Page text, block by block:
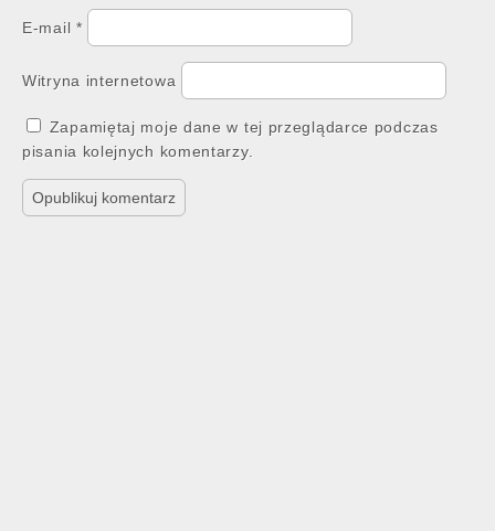
E-mail *
Witryna internetowa
Zapamiętaj moje dane w tej przeglądarce podczas
pisania kolejnych komentarzy.